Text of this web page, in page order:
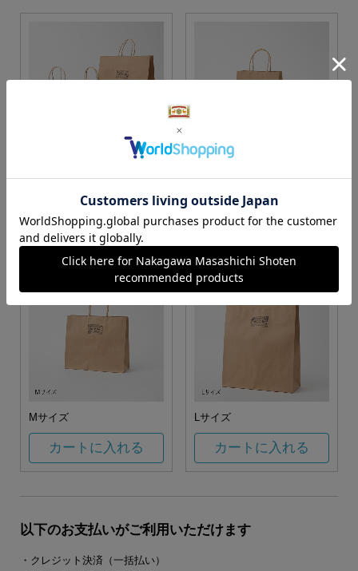
カートに入れる カートに入れる
Mサイズ
カートに入れる
Lサイズ
カートに入れる
以下のお支払いがご利用いただけます
・クレジット決済（一括払い）